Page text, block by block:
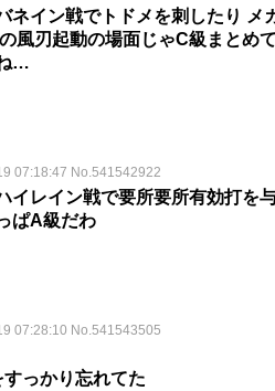
ネイン戦でトドメを刺したり
風刃起動の場面じゃC級まとめ
…
07:18:47 No.541542922
イレイン戦で要所要所有効打を
ぱA級だわ
07:28:10 No.541543505
っかり忘れてた